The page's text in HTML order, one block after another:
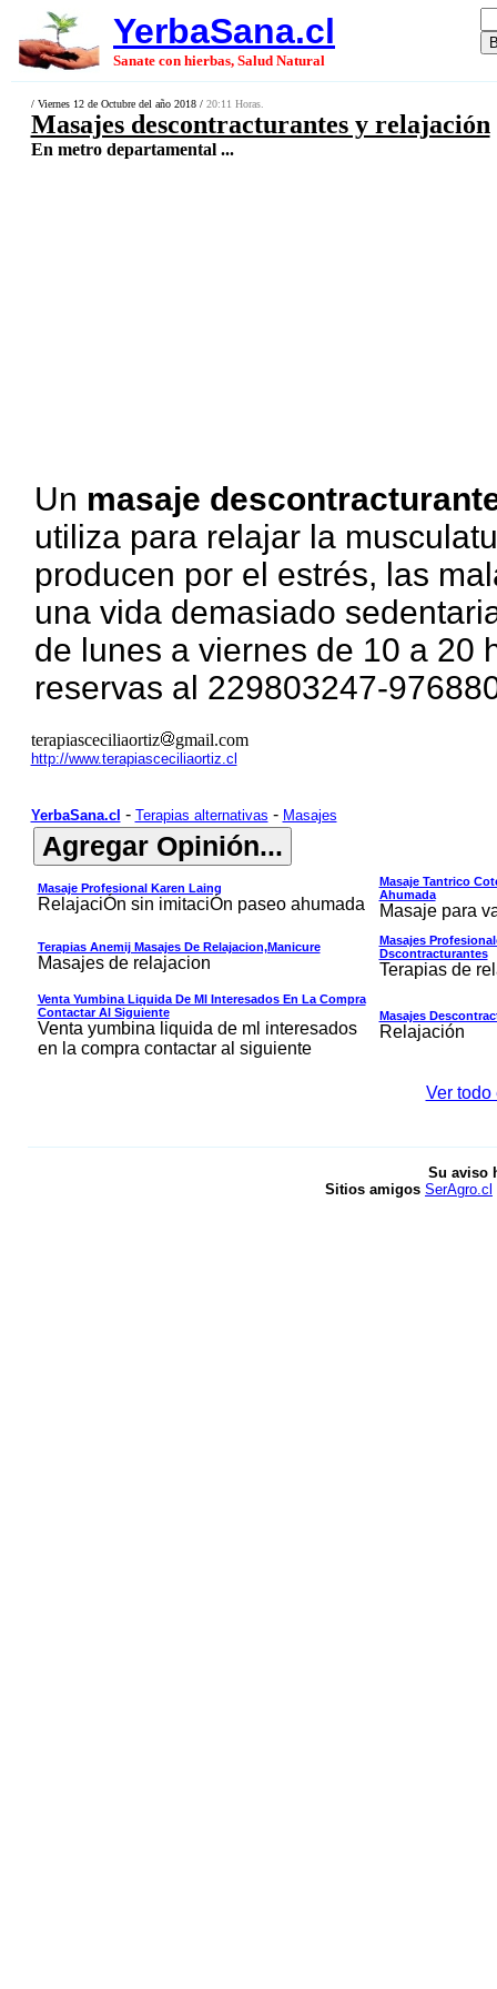
YerbaSana.cl
Sanate con hierbas, Salud Natural
/ Viernes 12 de Octubre del año 2018 / 20:11 Horas.
Masajes descontracturantes y relajación
En metro departamental ...
Un masaje
utiliza para relajar la
producen por el estrés, las
una vida demasiado
de lunes a viernes de 10 a 20
reservas al 229803247-
terapiasceciliaortiz gmail.com
http://www.terapiasceciliaortiz.cl
YerbaSana.cl - Terapias alternativas - Masajes
Masaje Profesional Karen Laing
RelajaciÓn sin imitaciÓn paseo ahumada
Masaje Tantrico
Ahumada
Masaje para
Terapias Anemij Masajes De Relajacion,manicure
Masajes de relajacion
Masajes
Dscontracturantes
Terapias de
Venta Yumbina Liquida De Ml Interesados En La Compra
Contactar Al Siguiente
Venta yumbina liquida de ml interesados
en la compra contactar al siguiente
Masajes
Relajación
Ver todo
Su aviso
Sitios amigos SerAgro.cl